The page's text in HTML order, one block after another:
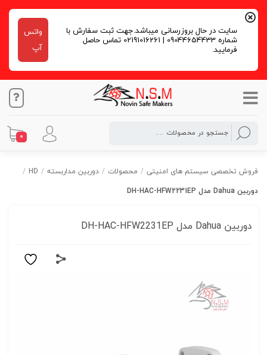
سایت در حال بروزرسانی میباشد.جهت ثبت سفارش با
شماره 09044654433 | 02191016261 تماس حاصل
فرمایید.
واتس
آپ
0
فروش تخصصی سیستم های امنیتی / محصولات / دوربین مداربسته /
HD
/
دوربین Dahua مدل DH-HAC-HFW2231EP
دوربین Dahua مدل DH-HAC-HFW2231EP